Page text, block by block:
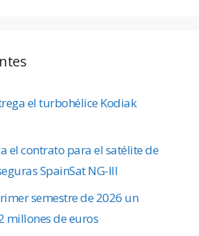
el turbohélice Kodiak
el contrato para el satélite de
SpainSat NG-III
semestre de 2026 un
millones de euros